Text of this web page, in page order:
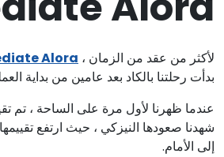
لأكثر من عقد من الزمان ، Alora
بدأت رحلتنا بالكاد بعد عامين من بداية
إلى الأمام.